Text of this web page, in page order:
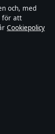
med
Varje
och
och, med
för att
Cookiepolicy